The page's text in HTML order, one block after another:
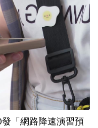
「網路降速演習預